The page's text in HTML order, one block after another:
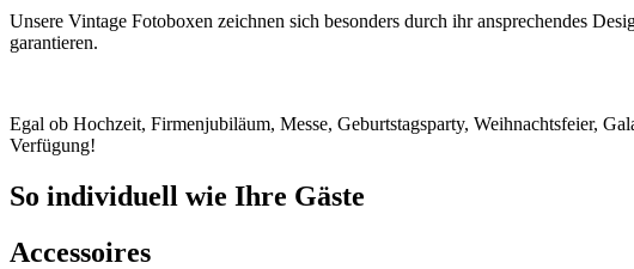
Unsere Vintage Fotoboxen zeichnen sich besonders durch ihr ansprechendes
garantieren.
Egal ob Hochzeit, Firmenjubiläum, Messe, Geburtstagsparty, Weihnachtsfeier,
Verfügung!
So individuell wie Ihre Gäste
Accessoires